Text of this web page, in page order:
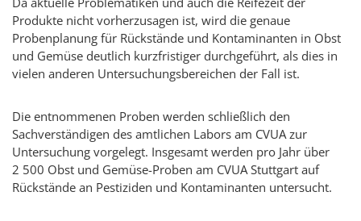
Produkte nicht vorherzusagen ist, wird die genaue
Probenplanung für Rückstände und Kontaminanten in Obst
und Gemüse deutlich kurzfristiger durchgeführt, als dies in
vielen anderen Untersuchungsbereichen der Fall ist.
Die entnommenen Proben werden schließlich den
Sachverständigen des amtlichen Labors am CVUA zur
Untersuchung vorgelegt. Insgesamt werden pro Jahr über
2 500 Obst und Gemüse-Proben am CVUA Stuttgart auf
Rückstände an Pestiziden und Kontaminanten untersucht.